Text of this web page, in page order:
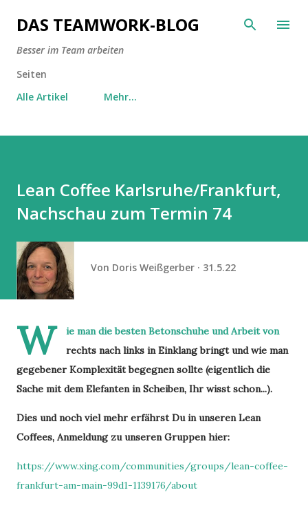
Direkt zum Hauptbereich
DAS TEAMWORK-BLOG
Besser im Team arbeiten
Seiten
Alle Artikel
Mehr…
Lean Coffee Karlsruhe/Frankfurt,
Nachschau zum Termin 74
Von Doris Weißgerber 31.5.22
W
ie man die besten Betonschuhe und Arbeit von
rechts nach links in Einklang bringt und wie man
gegebener Komplexität begegnen sollte (eigentlich die
Sache mit dem Elefanten in Scheiben, Ihr wisst schon...).
Dies und noch viel mehr erfährst Du in unseren Lean
Coffees, Anmeldung zu unseren Gruppen hier:
https://www.xing.com/communities/groups/lean-coffee-
frankfurt-am-main-99d1-1139176/about